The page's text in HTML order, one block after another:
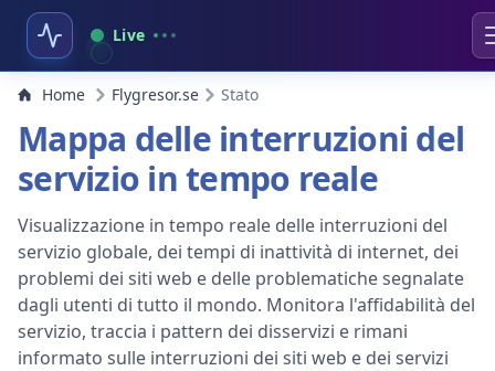
Live
Home Flygresor.se Stato
Mappa delle interruzioni del
servizio in tempo reale
Visualizzazione in tempo reale delle interruzioni del
servizio globale, dei tempi di inattività di internet, dei
problemi dei siti web e delle problematiche segnalate
dagli utenti di tutto il mondo. Monitora l'affidabilità del
servizio, traccia i pattern dei disservizi e rimani
informato sulle interruzioni dei siti web e dei servizi